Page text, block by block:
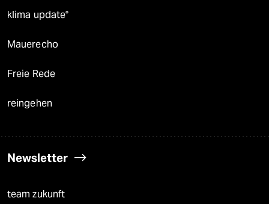
klima update°
Mauerecho
Freie Rede
reingehen
Newsletter
team zukunft